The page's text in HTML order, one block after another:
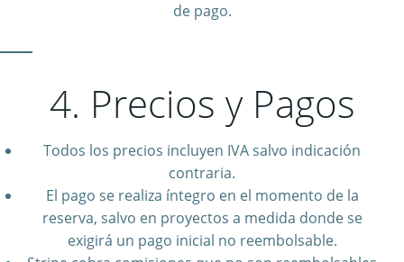
de pago.
4. Precios y Pagos
Todos los precios incluyen IVA salvo indicación
contraria.
El pago se realiza íntegro en el momento de la
reserva, salvo en proyectos a medida donde se
exigirá un pago inicial no reembolsable.